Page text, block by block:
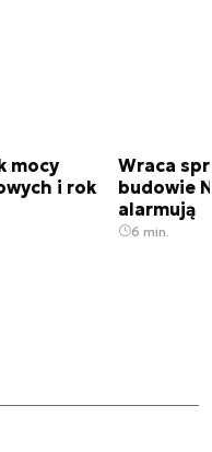
mocy
i rok
Wraca
budowie
alarmują
6 min.